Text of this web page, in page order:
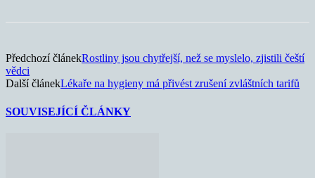
Předchozí článekRostliny jsou chytřejší, než se myslelo, zjistili čeští
vědci
Další článekLékaře na hygieny má přivést zrušení zvláštních tarifů
SOUVISEJÍCÍ ČLÁNKY